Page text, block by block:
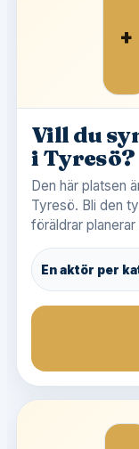
+
Vill du
i Tyresö?
Den här platsen
Tyresö. Bli den
föräldrar
En aktör per